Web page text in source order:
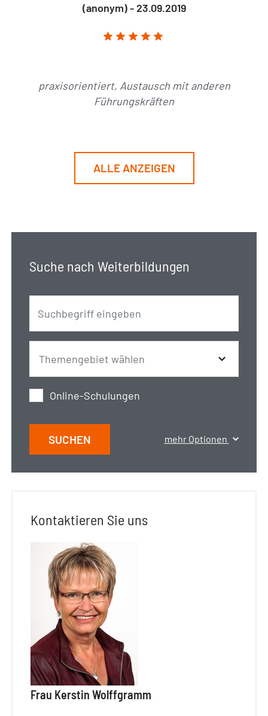
(anonym) - 23.09.2019
praxisorientiert, Austausch mit anderen
Führungskräften
ALLE ANZEIGEN
Suche nach Weiterbildungen
Online-Schulungen
SUCHEN mehr Optionen
Kontaktieren Sie uns
Frau Kerstin Wolffgramm